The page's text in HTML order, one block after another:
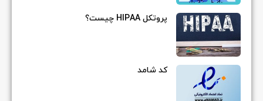
پروتکل HIPAA چیست؟
کد شامد